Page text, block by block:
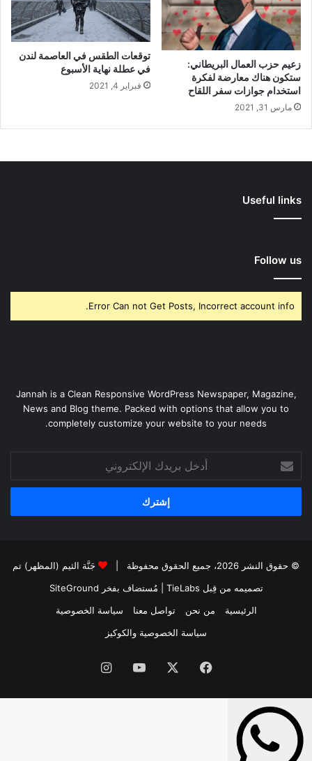
زعيم حزب العمال البريطاني:
ستكون هناك معارضة لفكرة
استخدام جوازات سفر اللقاح
مارس 31, 2021
توقعات الطقس في العاصمة لندن
في عطلة نهاية الأسبوع
فبراير 4, 2021
Useful links
Follow us
Error Can not Get Posts, Incorrect account info.
Jannah is a Clean Responsive WordPress Newspaper, Magazine,
News and Blog theme. Packed with options that allow you to
completely customize your website to your needs.
بريدك
الإلكتروني
© حقوق النشر 2026، جميع الحقوق محفوظة |
جَنَّة الثيم (المظهر) تم
تصميمه من قِبل TieLabs
| مُستضاف بفخر SiteGround
الرئيسية
من نحن تواصل معنا
سياسة الخصوصية
سياسة الخصوصية والكوكيز
فيسبوك ‫YouTubeانستقرام